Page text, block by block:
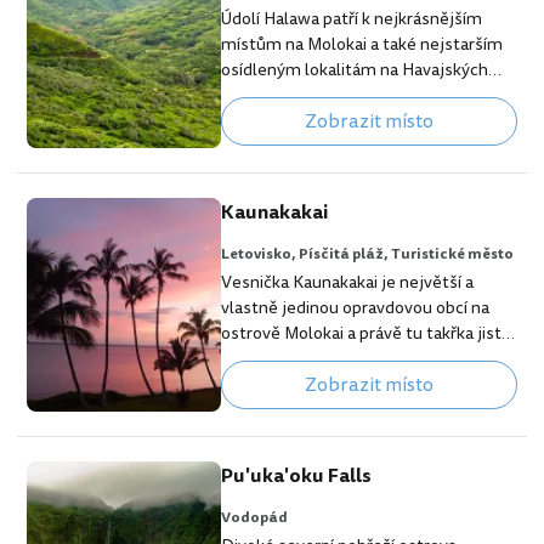
molokai-hawaii.cs.html?
aid=355333;label=p-molokai-
papohaku] Koupání a zázemí pláže
Papohaku…
Údolí Halawa patří k nejkrásnějším
místům na Molokai a také nejstarším
osídleným lokalitám na Havajských
ostrovech. Podle archeologických
nalezišť se lidé v ústí údolí nacházeli
už 650 let př. n. l. Protože zde však
žádné veřejnosti přístupné muzeum
nebo vykopávky, hlavním lákadlem je
turistický stezka nitrem deštným
pralesem porostlého údolí podél řeky
k vodopádům. [btn "Nejlevnější
ubytování na Molokai"
https://www.booking.com/region/us
Zobrazit místo
Kaunakakai
Letovisko, Písčitá pláž,Turistické město
Vesnička Kaunakakai je největší a
vlastně jedinou opravdovou obcí na
ostrově Molokai a právě tu takřka jistě
při svém vícedenním pobytu na
ostrově alespoň jednou navštívíte. V
Kaunakakai najdete několik obchodů,
banku, poštu, hlavní ostrovní
nemocnici i pár hotelů. [btn "Zobraz
hotely na Molokai"
https://www.booking.com/region/us/
molokai-hawaii.cs.html?
Zobrazit místo
Pu'uka'oku Falls
Vodopád